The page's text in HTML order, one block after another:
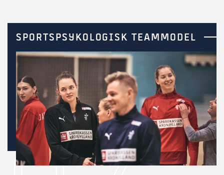
SPORTSPSYKOLOGISK TEAMMODEL